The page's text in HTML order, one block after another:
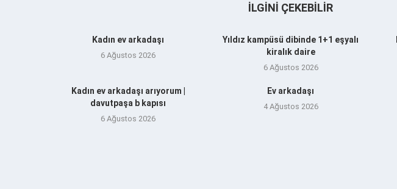
İLGINI ÇEKEBILIR
Kadın ev arkadaşı
6 Ağustos 2026
Yıldız kampüsü dibinde 1+1 eşyalı
kiralık daire
6 Ağustos 2026
Kadın ev arkadaşı arıyorum |
davutpaşa b kapısı
6 Ağustos 2026
Ev arkadaşı
4 Ağustos 2026